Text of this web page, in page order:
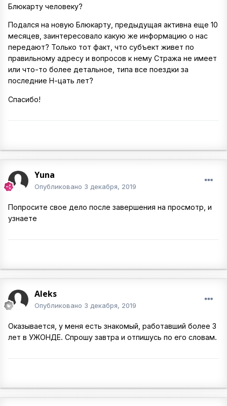
Блюкарту человеку?
Подался на новую Блюкарту, предыдущая активна еще 10
месяцев, заинтересовало какую же информацию о нас
передают? Только тот факт, что субъект живет по
правильному адресу и вопросов к нему Стража не имеет
или что-то более детальное, типа все поездки за
последние Н-цать лет?
Спасибо!
Yuna
Опубликовано 3 декабря, 2019
Попросите свое дело после завершения на просмотр, и
узнаете
Aleks
Опубликовано 3 декабря, 2019
Оказывается, у меня есть знакомый, работавший более 3
лет в УЖОНДЕ. Спрошу завтра и отпишусь по его словам.